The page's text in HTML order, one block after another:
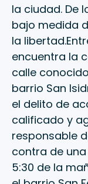
la ciudad. De
bajo medida
la
encuentra la
calle conocido
barrio San
el delito de
calificado y
responsable
contra de
5:30 de la